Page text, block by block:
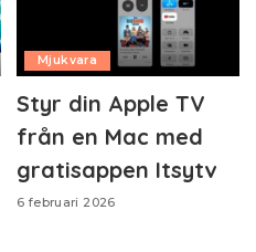
Mjukvara
Styr din Apple TV
från en Mac med
gratisappen Itsytv
6 februari 2026